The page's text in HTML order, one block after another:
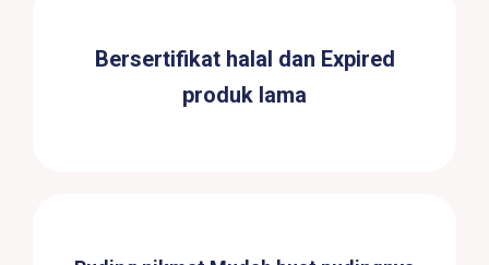
Bersertifikat halal dan Expired
produk lama